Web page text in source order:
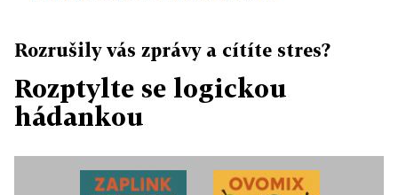
Rozrušily vás zprávy a cítíte stres?
Rozptylte se logickou
hádankou